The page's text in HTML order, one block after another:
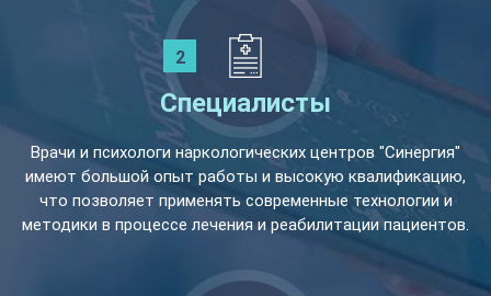
Специалисты
Врачи и психологи наркологических центров "Синергия"
имеют большой опыт работы и высокую квалификацию,
что позволяет применять современные технологии и
методики в процессе лечения и реабилитации пациентов.